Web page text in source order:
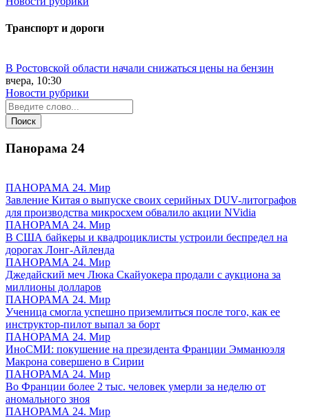
Транспорт и дороги
В Ростовской области начали снижаться цены на бензин
вчера, 10:30
Новости рубрики
Панорама 24
ПАНОРАМА 24. Мир
Завление Китая о выпуске своих серийных DUV-литографов
для производства микросхем обвалило акции NVidia
ПАНОРАМА 24. Мир
В США байкеры и квадроциклисты устроили беспредел на
дорогах Лонг-Айленда
ПАНОРАМА 24. Мир
Джедайский меч Люка Скайуокера продали с аукциона за
миллионы долларов
ПАНОРАМА 24. Мир
Ученица смогла успешно приземлиться после того, как ее
инструктор-пилот выпал за борт
ПАНОРАМА 24. Мир
ИноСМИ: покушение на президента Франции Эмманюэля
Макрона совершено в Сирии
ПАНОРАМА 24. Мир
Во Франции более 2 тыс. человек умерли за неделю от
аномального зноя
ПАНОРАМА 24. Мир